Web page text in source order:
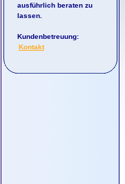
ausführlich beraten zu
lassen.
Kundenbetreuung:
Kontakt